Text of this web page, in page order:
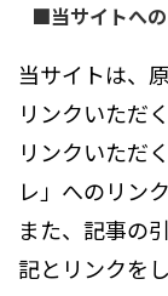
■当サイトへ
当サイトは、
リンクいただ
リンクいただ
レ」へのリン
また、記事の
記とリンクを